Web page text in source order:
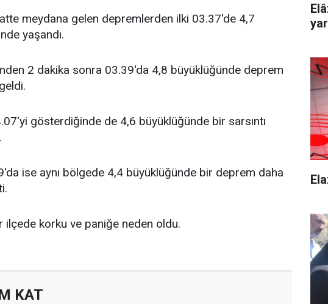
meydana gelen depremlerden ilki 03.37'de 4,7
yaşandı.
2 dakika sonra 03.39'da 4,8 büyüklüğünde deprem
gösterdiğinde de 4,6 büyüklüğünde bir sarsıntı
ise aynı bölgede 4,4 büyüklüğünde bir deprem daha
ilçede korku ve paniğe neden oldu.
KAT